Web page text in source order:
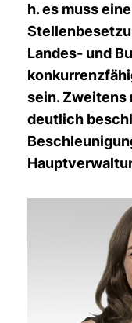
h. es muss
Landes- und
sein. Zweitens
deutlich